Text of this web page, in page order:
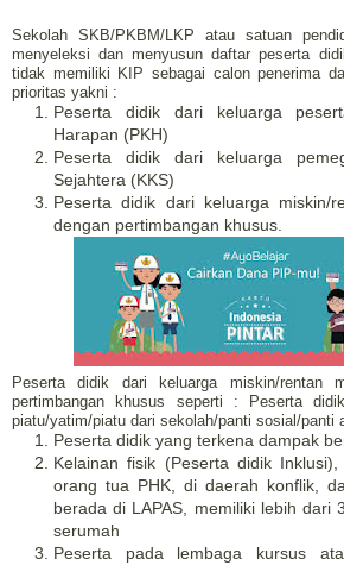
Sekolah SKB/PKBM/LKP atau satuan
menyeleksi dan menyusun daftar peserta
tidak memiliki KIP sebagai calon penerima
prioritas yakni :
Peserta didik dari keluarga
Harapan (PKH)
Peserta didik dari keluarga
Sejahtera (KKS)
Peserta didik dari keluarga miskin/
dengan pertimbangan khusus.
Peserta didik dari keluarga miskin/rentan
pertimbangan khusus seperti : Peserta
piatu/yatim/piatu dari sekolah/panti sosial/panti
Peserta didik yang terkena dampak
Kelainan fisik (Peserta didik
orang tua PHK, di daerah konflik,
berada di LAPAS, memiliki lebih dari
serumah
Peserta pada lembaga kursus